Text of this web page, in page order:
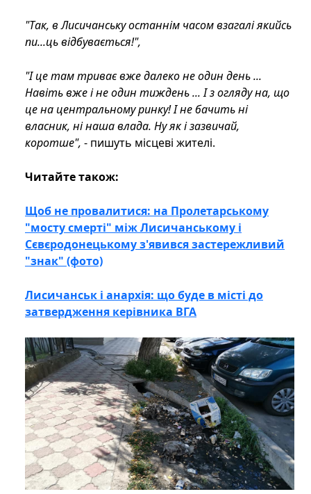
"Так, в Лисичанську останнім часом взагалі якийсь
пи...ць відбувається!",
"І це там триває вже далеко не один день ...
Навіть вже і не один тиждень ... І з огляду на, що
це на центральному ринку! І не бачить ні
власник, ні наша влада. Ну як і зазвичай,
коротше", - пишуть місцеві жителі.
Читайте також:
Щоб не провалитися: на Пролетарському
"мосту смерті" між Лисичанському і
Сєвєродонецькому з'явився застережливий
"знак" (фото)
Лисичанськ і анархія: що буде в місті до
затвердження керівника ВГА